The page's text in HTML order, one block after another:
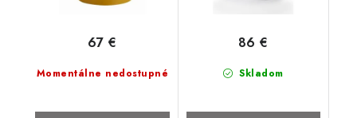
Momentálne nedostupné
67 €
Skladom
86 €